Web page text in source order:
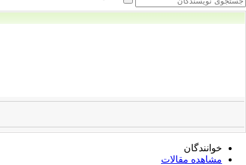
خوانندگان
مشاهده مقالات